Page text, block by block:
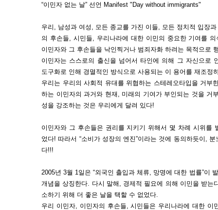
“이민자 없는 날” 선언 Manifest "Day without immigrants"
우리, 남성과 여성, 모든 종교를 가진 이들, 모든 정치적 입장
의 후손들, 시민들, 우리나라에 대한 이민의 중요한 기여를
이민자와 그 후손들을 낙인찍거나 범죄자화 하려는 목적으로
이민자는 스스로의 출신을 넘어서 타인에 의해 그 자신으로
도구화로 인해 경멸적인 방식으로 사용되는 이 용어를 재조정
우리는 우리의 사회적 유대를 위협하는 스테레오타입을 거부
하는 이민자의 과거와 현재, 미래의 기여가 부인되는 것을 거
성을 강조하는 것은 우리에게 달려 있다!
이민자와 그 후손들은 권리를 지키기 위해서 몇 차례 시위를
었다! 따라서 “소비가 성장의 엔진”이라는 것에 동의하듯이,
다!!!
2005년 3월 1일은 “외국인 출입과 체류, 망명에 대한 법률”이
개념을 상징한다. 다시 말해, 경제적 필요에 의해 이민을 받는
소하기 위해 더 좋은 날을 택할 수 없었다.
우리 이민자, 이민자의 후손들, 시민들은 우리나라에 대한